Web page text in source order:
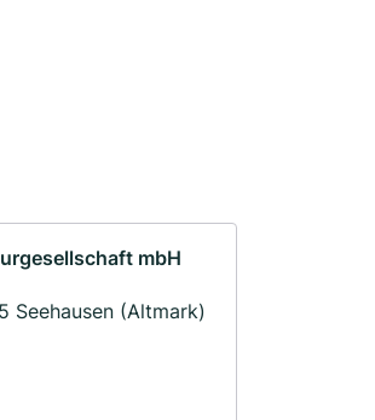
mbH
Seehausen (Altmark)